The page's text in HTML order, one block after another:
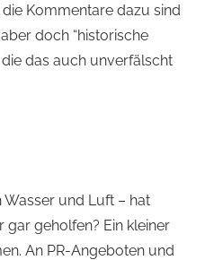
Kommentare dazu sind
doch “historische
das auch unverfälscht
Wasser und Luft – hat
gar geholfen? Ein kleiner
An PR-Angeboten und